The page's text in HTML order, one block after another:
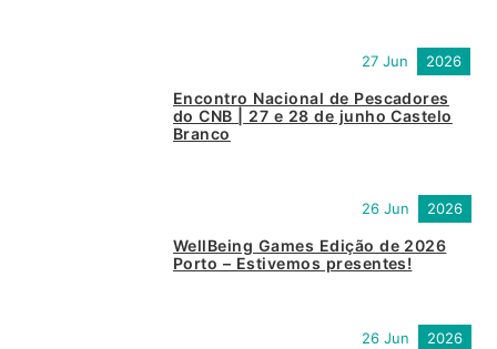
Encontro Nacional de Pescadores
do CNB | 27 e 28 de junho Castelo
Branco
27 Jun 2026
WellBeing Games Edição de 2026
Porto – Estivemos presentes!
26 Jun 2026
26 Jun 2026